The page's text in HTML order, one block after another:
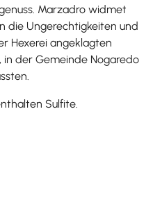
Marzadro widmet
die Ungerechtigkeiten und
Hexerei angeklagten
in der Gemeinde Nogaredo
Sulfite.